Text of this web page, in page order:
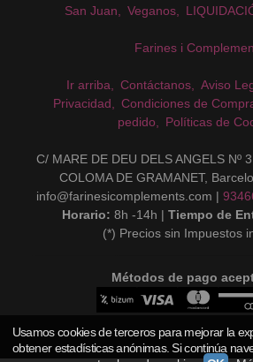
San Juan
Veganos
Farines i
Ir arriba Contáctanos Aviso
Privacidad
Condiciones de
pedido
Políticas de
C/ MARE DE DEU DELS ANGELS Nº
COLOMA DE GRAMANET,
info@farinesicomplements.com |
Horario: 8h -14h | Tiempo de
(*) Precios sin Impuestos
Métodos de pago
Usamos cookies de terceros para mejorar la
obtener estadísticas anónimas. Si continúa